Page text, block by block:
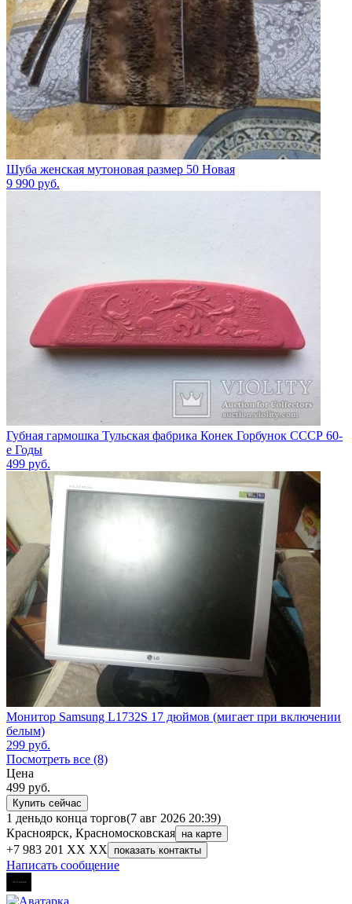
Шуба женская мутоновая размер 50 Новая
9 990 руб.
Губная гармошка Тульская фабрика Конек Горбунок СССР 60-
е Годы
499 руб.
Монитор Samsung L1732S 17 дюймов (мигает при включении
белым)
299 руб.
Посмотреть все (8)
Цена
499 руб.
Купить сейчас
1 деньдо конца торгов(7 авг 2026 20:39)
Красноярск, Красномосковская на карте
+7 983 201 XX XX показать контакты
Написать сообщение